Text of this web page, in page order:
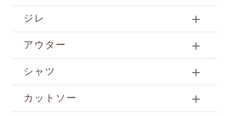
ジレ
アウター
シャツ
カットソー